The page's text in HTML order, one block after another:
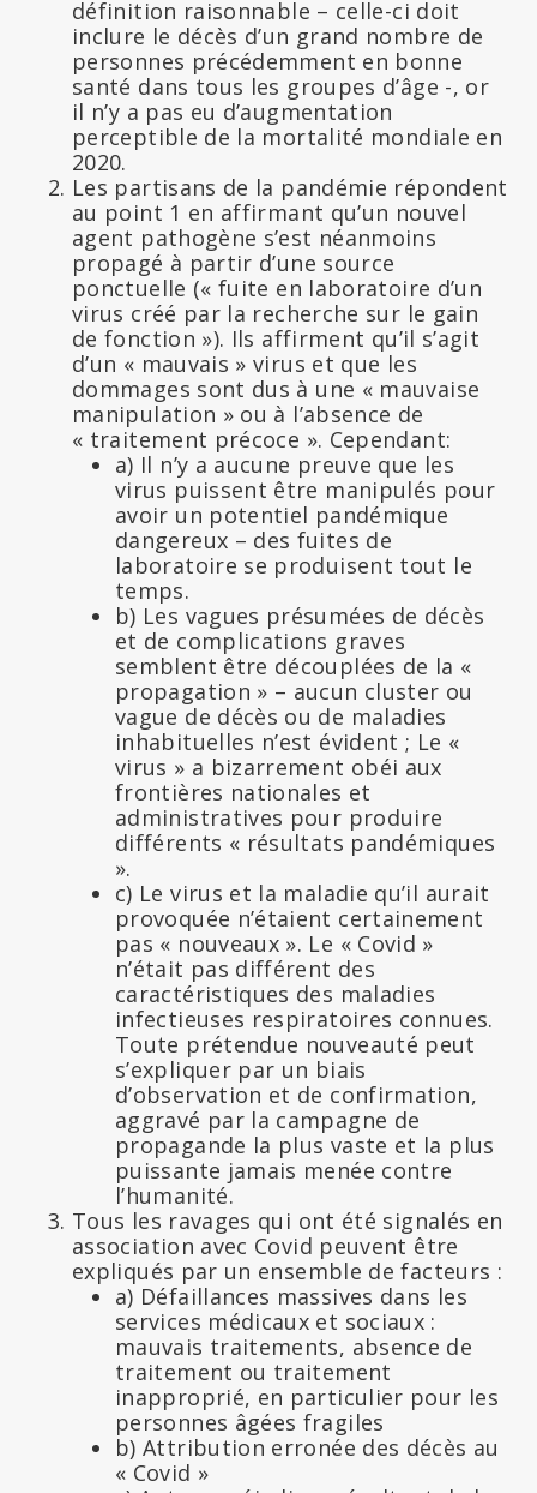
définition raisonnable – celle-ci doit
inclure le décès d’un grand nombre de
personnes précédemment en bonne
santé dans tous les groupes d’âge -, or
il n’y a pas eu d’augmentation
perceptible de la mortalité mondiale en
2020.
Les partisans de la pandémie répondent
au point 1 en affirmant qu’un nouvel
agent pathogène s’est néanmoins
propagé à partir d’une source
ponctuelle (« fuite en laboratoire d’un
virus créé par la recherche sur le gain
de fonction »). Ils affirment qu’il s’agit
d’un « mauvais » virus et que les
dommages sont dus à une « mauvaise
manipulation » ou à l’absence de
« traitement précoce ». Cependant:
a) Il n’y a aucune preuve que les
virus puissent être manipulés pour
avoir un potentiel pandémique
dangereux – des fuites de
laboratoire se produisent tout le
temps.
b) Les vagues présumées de décès
et de complications graves
semblent être découplées de la «
propagation » – aucun cluster ou
vague de décès ou de maladies
inhabituelles n’est évident ; Le «
virus » a bizarrement obéi aux
frontières nationales et
administratives pour produire
différents « résultats pandémiques
».
c) Le virus et la maladie qu’il aurait
provoquée n’étaient certainement
pas « nouveaux ». Le « Covid »
n’était pas différent des
caractéristiques des maladies
infectieuses respiratoires connues.
Toute prétendue nouveauté peut
s’expliquer par un biais
d’observation et de confirmation,
aggravé par la campagne de
propagande la plus vaste et la plus
puissante jamais menée contre
l’humanité.
Tous les ravages qui ont été signalés en
association avec Covid peuvent être
expliqués par un ensemble de facteurs :
a) Défaillances massives dans les
services médicaux et sociaux :
mauvais traitements, absence de
traitement ou traitement
inapproprié, en particulier pour les
personnes âgées fragiles
b) Attribution erronée des décès au
« Covid »